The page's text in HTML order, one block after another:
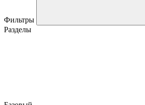
Фильтры
Разделы